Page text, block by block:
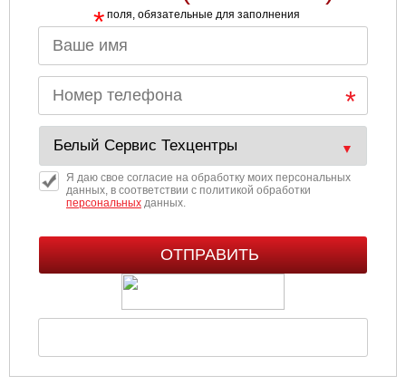
* поля, обязательные для заполнения
Я даю свое согласие на обработку моих персональных
данных, в соответствии с политикой обработки
персональныхданных.